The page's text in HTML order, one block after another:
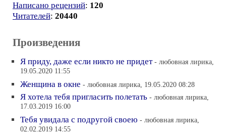
Написано рецензий: 120
Читателей: 20440
Произведения
Я приду, даже если никто не придет - любовная лирика,
19.05.2020 11:55
Женщина в окне - любовная лирика, 19.05.2020 08:28
Я хотела тебя пригласить полетать - любовная лирика,
17.03.2019 16:00
Тебя увидала с подругой своею - любовная лирика,
02.02.2019 14:55